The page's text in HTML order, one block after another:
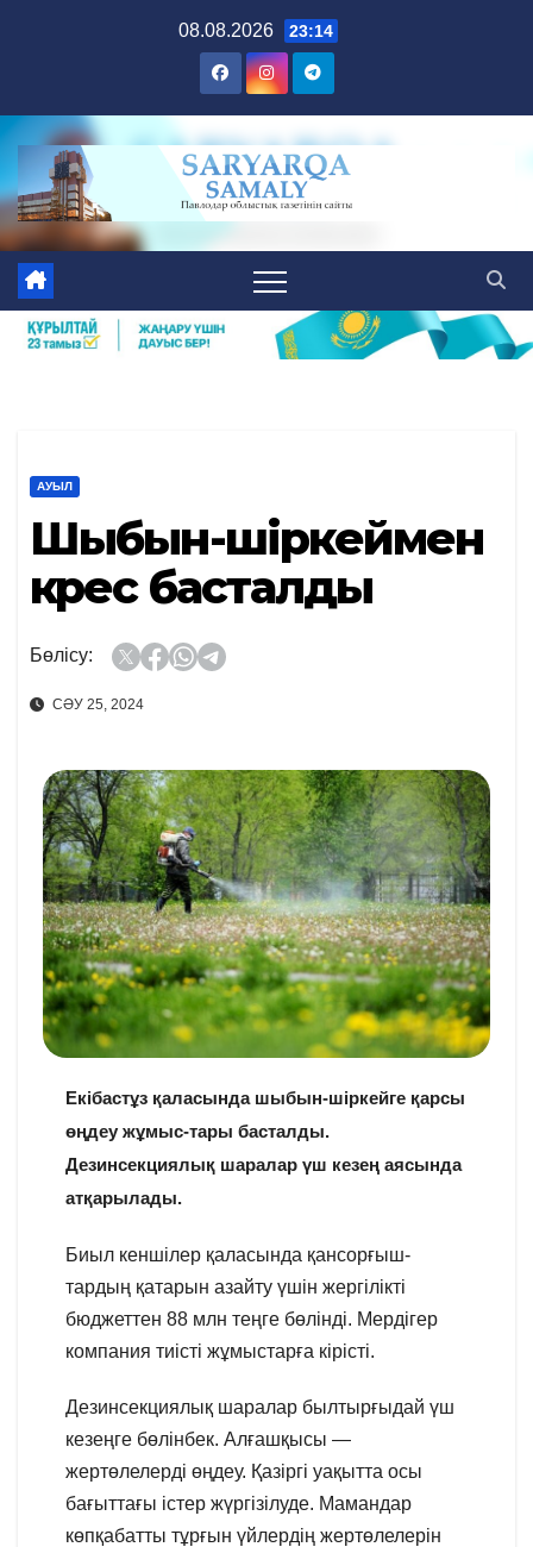
08.08.2026 23:14
АУЫЛ
Шыбын-шіркеймен
күрес басталды
Бөлісу:
СӘУ 25, 2024
Екібастұз қаласында шыбын-шіркейге қарсы
өңдеу жұмыс-тары басталды.
Дезинсекциялық шаралар үш кезең аясында
атқарылады.
Биыл кеншілер қаласында қансорғыш-
тардың қатарын азайту үшін жергілікті
бюджеттен 88 млн теңге бөлінді. Мердігер
компания тиісті жұмыстарға кірісті.
Дезинсекциялық шаралар былтырғыдай үш
кезеңге бөлінбек. Алғашқысы —
жертөлелерді өңдеу. Қазіргі уақытта осы
бағыттағы істер жүргізілуде. Мамандар
көпқабатты тұрғын үйлердің жертөлелерін